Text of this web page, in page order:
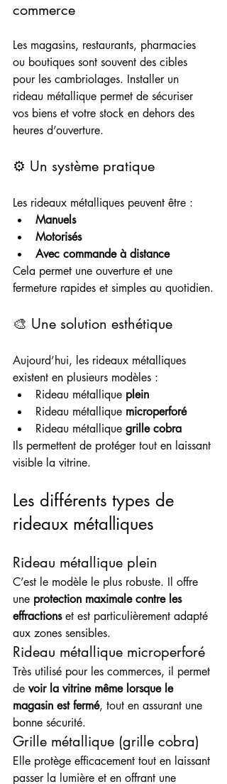
commerce
Les magasins, restaurants, pharmacies
ou boutiques sont souvent des cibles
pour les cambriolages. Installer un
rideau métallique permet de sécuriser
vos biens et votre stock en dehors des
heures d’ouverture.
⚙️ Un système pratique
Les rideaux métalliques peuvent être :
Manuels
Motorisés
Avec commande à distance
Cela permet une ouverture et une
fermeture rapides et simples au quotidien.
🎨 Une solution esthétique
Aujourd’hui, les rideaux métalliques
existent en plusieurs modèles :
Rideau métallique plein
Rideau métallique microperforé
Rideau métallique grille cobra
Ils permettent de protéger tout en laissant
visible la vitrine.
Les différents types de
rideaux métalliques
Rideau métallique plein
C’est le modèle le plus robuste. Il offre
une protection maximale contre les
effractions et est particulièrement adapté
aux zones sensibles.
Rideau métallique microperforé
Très utilisé pour les commerces, il permet
de voir la vitrine même lorsque le
magasin est fermé, tout en assurant une
bonne sécurité.
Grille métallique (grille cobra)
Elle protège efficacement tout en laissant
passer la lumière et en offrant une